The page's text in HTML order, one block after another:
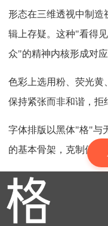
形态在三维透视中制造
辑上存疑。这种"看得
众"的精神内核形成对应
色彩上选用粉、荧光黄
保持紧张而非和谐，拒
字体排版以黑体"格"与
的基本骨架，克制但有